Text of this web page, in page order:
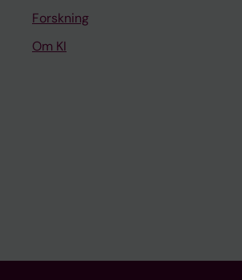
Forskning
Om KI